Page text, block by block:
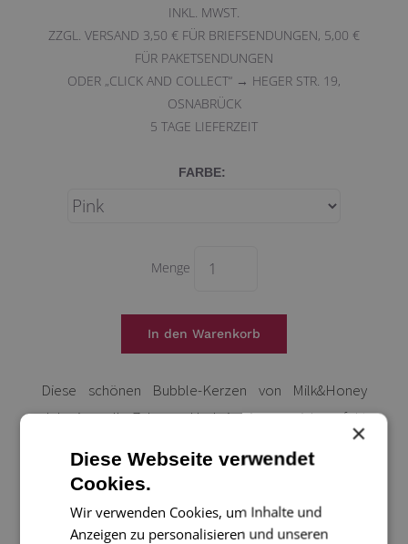
INKL. MWST.
ZZGL. VERSAND 3,50 € FÜR BRIEFSENDUNGEN, 5,00 €
FÜR PAKETSENDUNGEN
ODER „CLICK AND COLLECT“ → HEGER STR. 19,
OSNABRÜCK
5 TAGE LIEFERZEIT
FARBE:
Menge
Diese schönen Bubble-Kerzen von Milk&Honey
dekorieren Ihr Zuhause. Und sie eigenen sich perfekt
gegossen und individuell in Deutschland hergestellt.
×
Diese Webseite verwendet
Cookies.
Wir verwenden Cookies, um Inhalte und
Anzeigen zu personalisieren und unseren